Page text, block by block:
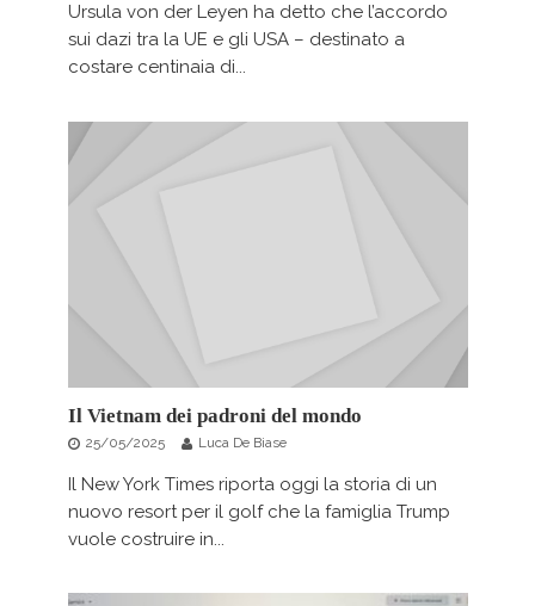
Ursula von der Leyen ha detto che l’accordo
sui dazi tra la UE e gli USA – destinato a
costare centinaia di...
Il Vietnam dei padroni del mondo
25/05/2025 Luca De Biase
Il New York Times riporta oggi la storia di un
nuovo resort per il golf che la famiglia Trump
vuole costruire in...